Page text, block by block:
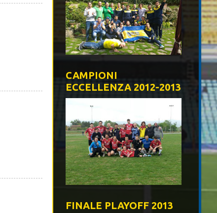
CAMPIONI
ECCELLENZA 2012-2013
FINALE PLAYOFF 2013